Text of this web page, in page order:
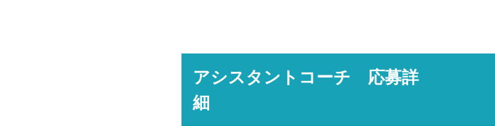
アシスタントコーチ 応募詳
細